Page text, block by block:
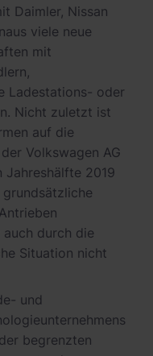
Daimler, Nissan
viele neue
mit
Ladestations- oder
Nicht zuletzt ist
auf die
Volkswagen AG
Jahreshälfte 2019
durch die
Situation nicht
und
begrenzten